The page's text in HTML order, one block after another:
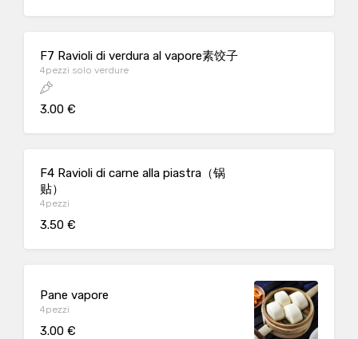
F7 Ravioli di verdura al vapore素饺子
4pezzi solo verdure
3.00 €
F4 Ravioli di carne alla piastra（锅
贴）
4pezzi
3.50 €
Pane vapore
4pezzi
3.00 €